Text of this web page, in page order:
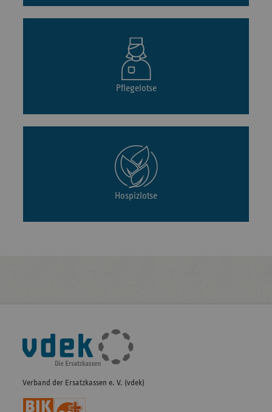
Pflegelotse
Hospizlotse
Fußleisten-
Navigation
Verband der Ersatzkassen e. V. (vdek)